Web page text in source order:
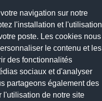
navigation sur notre
l'installation et l'utilisation
poste. Les cookies nous
le contenu et les
des fonctionnalités
sociaux et d'analyser
partageons également des
l'utilisation de notre site
Reserved.